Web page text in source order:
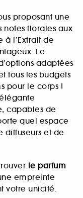
proposant une
notes florales aux
à l’Extrait de
Le
adaptées
tous les budgets
pour le corps !
capables de
quel espace
diffuseurs et de
le parfum
empreinte
votre unicité.